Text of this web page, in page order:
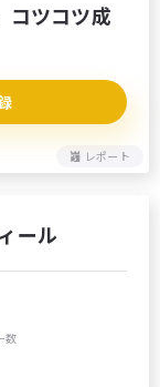
コツコツ成
レポート
ール
数